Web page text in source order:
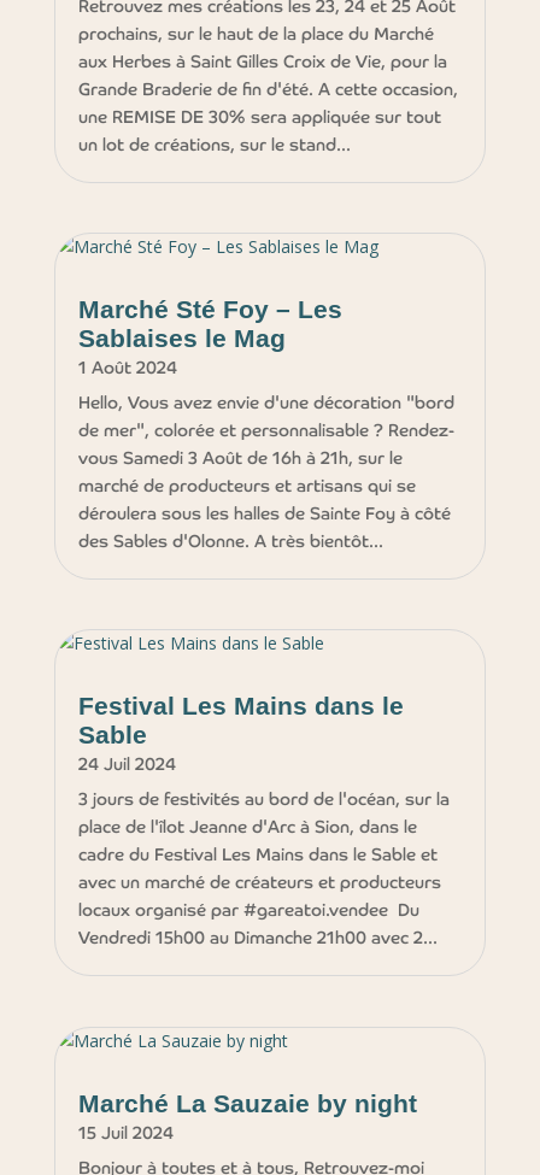
Retrouvez mes créations les 23, 24 et 25 Août
prochains, sur le haut de la place du Marché
aux Herbes à Saint Gilles Croix de Vie, pour la
Grande Braderie de fin d'été. A cette occasion,
une REMISE DE 30% sera appliquée sur tout
un lot de créations, sur le stand...
Marché Sté Foy – Les
Sablaises le Mag
1 Août 2024
Hello, Vous avez envie d'une décoration "bord
de mer", colorée et personnalisable ? Rendez-
vous Samedi 3 Août de 16h à 21h, sur le
marché de producteurs et artisans qui se
déroulera sous les halles de Sainte Foy à côté
des Sables d'Olonne. A très bientôt...
Festival Les Mains dans le
Sable
24 Juil 2024
3 jours de festivités au bord de l'océan, sur la
place de l'îlot Jeanne d'Arc à Sion, dans le
cadre du Festival Les Mains dans le Sable et
avec un marché de créateurs et producteurs
locaux organisé par #gareatoi.vendee Du
Vendredi 15h00 au Dimanche 21h00 avec 2...
Marché La Sauzaie by night
15 Juil 2024
Bonjour à toutes et à tous, Retrouvez-moi